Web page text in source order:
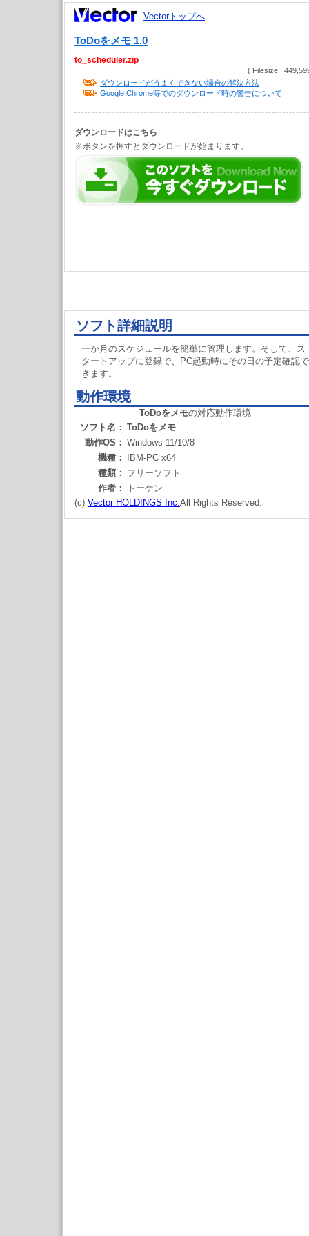
Vectorトップへ
ToDoをメモ 1.0
to_scheduler.zip
( Filesize:
ダウンロードがうまくできない場合の解決方法
Google Chrome等でのダウンロード時の警告について
ダウンロードはこちら
※ボタンを押すとダウンロードが始まります。
ソフト詳細説明
一か月のスケジュールを簡単に管理します。そして、ス
タートアップに登録で、PC起動時にその日の予定確認で
きます。
動作環境
ToDoをメモの対応動作環境
ソフト名： ToDoをメモ
動作OS： Windows 11/10/8
機種：
IBM-PC x64
種類： フリーソフト
作者：
トーケン
(c) Vector HOLDINGS Inc.All Rights Reserved.